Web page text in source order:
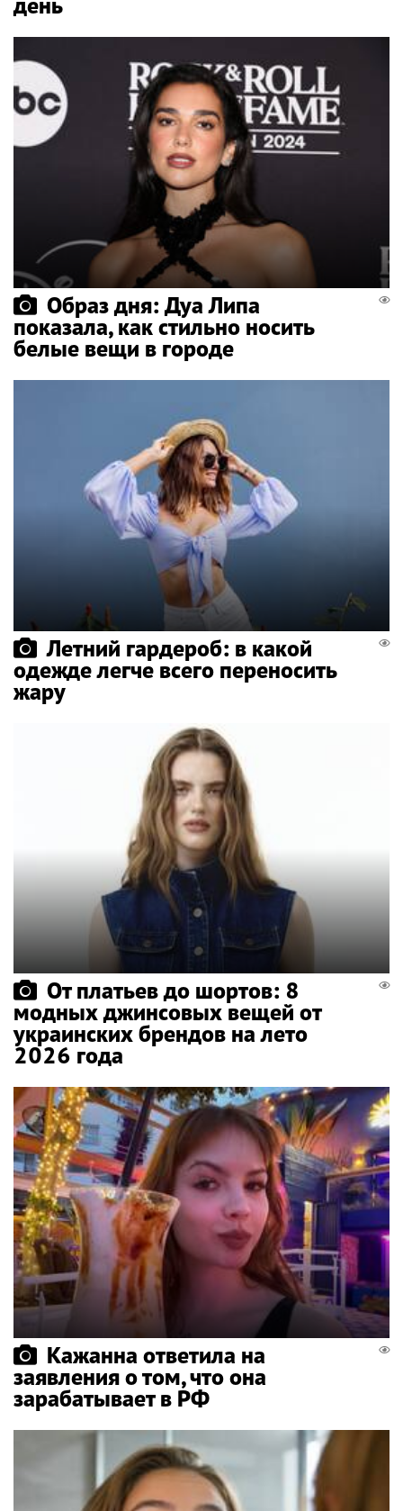
Образ дня: Дуа Липа
показала, как стильно носить
белые вещи в городе
Летний гардероб: в какой
одежде легче всего переносить
жару
От платьев до шортов: 8
модных джинсовых вещей от
украинских брендов на лето
2026 года
Кажанна ответила на
заявления о том, что она
зарабатывает в РФ